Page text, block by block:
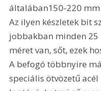
általában150-220
Az ilyen készletek bit
jobbakban minden
méret van, sőt, ezek
A befogó többnyire
speciális ötvözetű